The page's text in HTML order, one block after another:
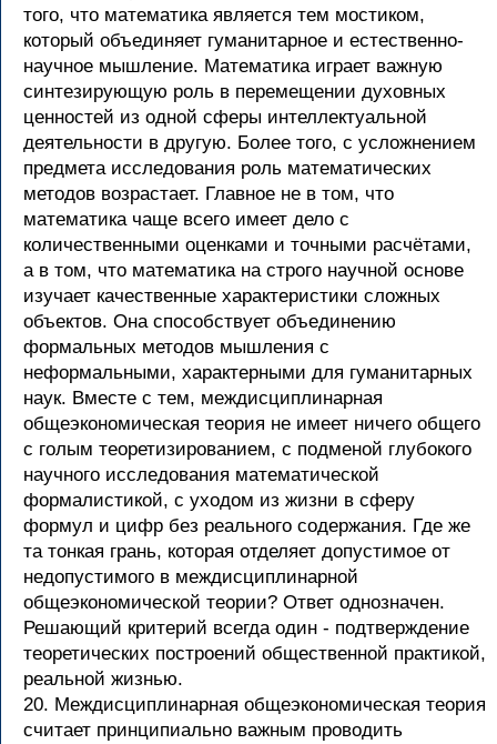
того, что математика является тем мостиком,
который объединяет гуманитарное и естественно-
научное мышление. Математика играет важную
синтезирующую роль в перемещении духовных
ценностей из одной сферы интеллектуальной
деятельности в другую. Более того, с усложнением
предмета исследования роль математических
методов возрастает. Главное не в том, что
математика чаще всего имеет дело с
количественными оценками и точными расчётами,
а в том, что математика на строго научной основе
изучает качественные характеристики сложных
объектов. Она способствует объединению
формальных методов мышления с
неформальными, характерными для гуманитарных
наук. Вместе с тем, междисциплинарная
общеэкономическая теория не имеет ничего общего
с голым теоретизированием, с подменой глубокого
научного исследования математической
формалистикой, с уходом из жизни в сферу
формул и цифр без реального содержания. Где же
та тонкая грань, которая отделяет допустимое от
недопустимого в междисциплинарной
общеэкономической теории? Ответ однозначен.
Решающий критерий всегда один - подтверждение
теоретических построений общественной практикой,
реальной жизнью.
20. Междисциплинарная общеэкономическая теория
считает принципиально важным проводить